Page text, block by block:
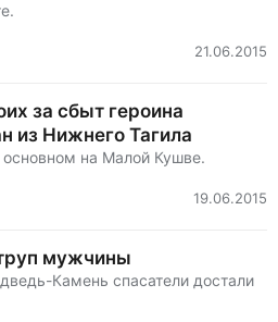
21.06.2015
за сбыт героина
из Нижнего Тагила
основном на Малой Кушве.
19.06.2015
мужчины
Камень спасатели достали